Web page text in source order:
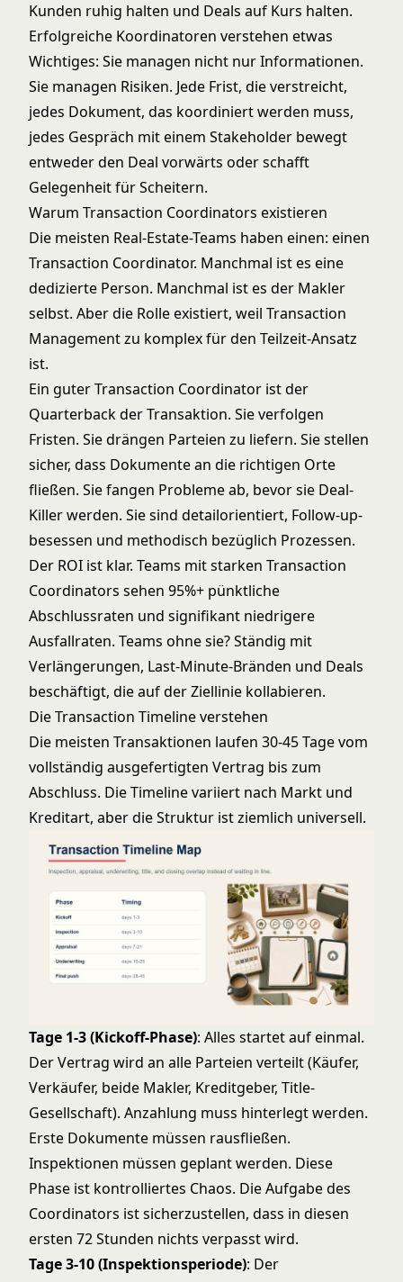
Kunden ruhig halten und Deals auf Kurs halten.
Erfolgreiche Koordinatoren verstehen etwas
Wichtiges: Sie managen nicht nur Informationen.
Sie managen Risiken. Jede Frist, die verstreicht,
jedes Dokument, das koordiniert werden muss,
jedes Gespräch mit einem Stakeholder bewegt
entweder den Deal vorwärts oder schafft
Gelegenheit für Scheitern.
Warum Transaction Coordinators existieren
Die meisten Real-Estate-Teams haben einen: einen
Transaction Coordinator. Manchmal ist es eine
dedizierte Person. Manchmal ist es der Makler
selbst. Aber die Rolle existiert, weil Transaction
Management zu komplex für den Teilzeit-Ansatz
ist.
Ein guter Transaction Coordinator ist der
Quarterback der Transaktion. Sie verfolgen
Fristen. Sie drängen Parteien zu liefern. Sie stellen
sicher, dass Dokumente an die richtigen Orte
fließen. Sie fangen Probleme ab, bevor sie Deal-
Killer werden. Sie sind detailorientiert, Follow-up-
besessen und methodisch bezüglich Prozessen.
Der ROI ist klar. Teams mit starken Transaction
Coordinators sehen 95%+ pünktliche
Abschlussraten und signifikant niedrigere
Ausfallraten. Teams ohne sie? Ständig mit
Verlängerungen, Last-Minute-Bränden und Deals
beschäftigt, die auf der Ziellinie kollabieren.
Die Transaction Timeline verstehen
Die meisten Transaktionen laufen 30-45 Tage vom
vollständig ausgefertigten Vertrag bis zum
Abschluss. Die Timeline variiert nach Markt und
Kreditart, aber die Struktur ist ziemlich universell.
Tage 1-3 (Kickoff-Phase): Alles startet auf einmal.
Der Vertrag wird an alle Parteien verteilt (Käufer,
Verkäufer, beide Makler, Kreditgeber, Title-
Gesellschaft). Anzahlung muss hinterlegt werden.
Erste Dokumente müssen rausfließen.
Inspektionen müssen geplant werden. Diese
Phase ist kontrolliertes Chaos. Die Aufgabe des
Coordinators ist sicherzustellen, dass in diesen
ersten 72 Stunden nichts verpasst wird.
Tage 3-10 (Inspektionsperiode): Der